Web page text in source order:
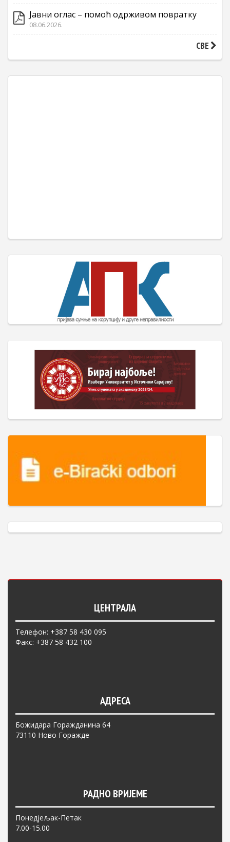
Јавни оглас – помоћ одрживом повратку
08.06.2026.
СВЕ
ЦЕНТРАЛА
Телефон: +387 58 430 095
Факс: +387 58 432 100
АДРЕСА
Божидара Горажданина 64
73110 Ново Горажде
РАДНО ВРИЈЕМЕ
Понедјељак-Петак
7.00-15.00